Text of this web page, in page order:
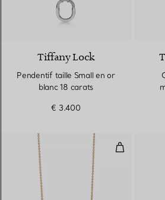
Tiffany Lock
Pendentif taille Small en or
blanc 18 carats
€ 3.400
Pendentif